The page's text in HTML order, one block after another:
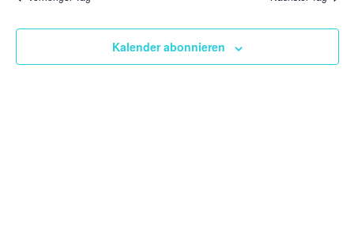
Kalender abonnieren